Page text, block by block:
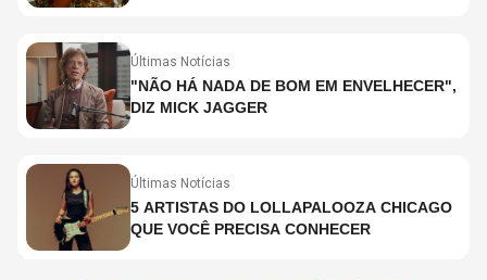
Últimas Notícias
"NÃO HÁ NADA DE BOM EM ENVELHECER",
DIZ MICK JAGGER
Últimas Notícias
5 ARTISTAS DO LOLLAPALOOZA CHICAGO
QUE VOCÊ PRECISA CONHECER